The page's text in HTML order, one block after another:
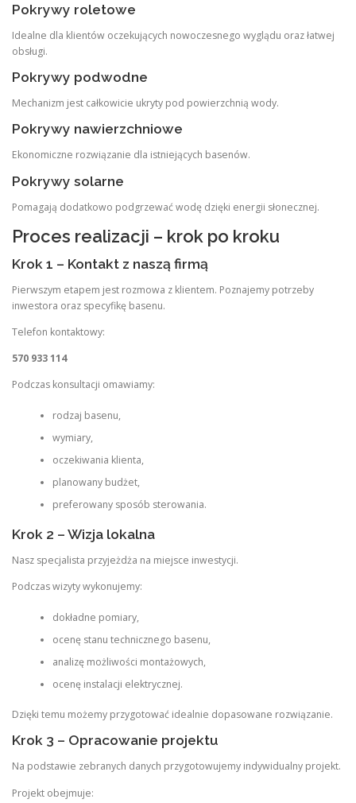
Pokrywy roletowe
Idealne dla klientów oczekujących nowoczesnego wyglądu oraz łatwej
obsługi.
Pokrywy podwodne
Mechanizm jest całkowicie ukryty pod powierzchnią wody.
Pokrywy nawierzchniowe
Ekonomiczne rozwiązanie dla istniejących basenów.
Pokrywy solarne
Pomagają dodatkowo podgrzewać wodę dzięki energii słonecznej.
Proces realizacji – krok po kroku
Krok 1 – Kontakt z naszą firmą
Pierwszym etapem jest rozmowa z klientem. Poznajemy potrzeby
inwestora oraz specyfikę basenu.
Telefon kontaktowy:
570 933 114
Podczas konsultacji omawiamy:
rodzaj basenu,
wymiary,
oczekiwania klienta,
planowany budżet,
preferowany sposób sterowania.
Krok 2 – Wizja lokalna
Nasz specjalista przyjeżdża na miejsce inwestycji.
Podczas wizyty wykonujemy:
dokładne pomiary,
ocenę stanu technicznego basenu,
analizę możliwości montażowych,
ocenę instalacji elektrycznej.
Dzięki temu możemy przygotować idealnie dopasowane rozwiązanie.
Krok 3 – Opracowanie projektu
Na podstawie zebranych danych przygotowujemy indywidualny projekt.
Projekt obejmuje: